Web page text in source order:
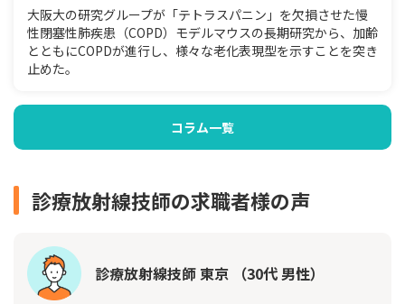
大阪大の研究グループが「テトラスパニン」を欠損させた慢
性閉塞性肺疾患（COPD）モデルマウスの長期研究から、加齢
とともにCOPDが進行し、様々な老化表現型を示すことを突き
止めた。
コラム一覧
診療放射線技師の求職者様の声
診療放射線技師 東京 （30代 男性）